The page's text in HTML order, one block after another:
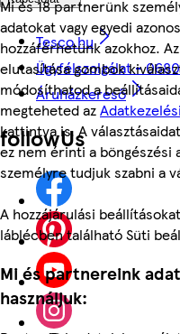
Mi és 18 partnerünk
adatokat vagy egyedi
hozzáférhetünk azokhoz.
elutasítása gombok
módosíthatod a
megteheted az
kattintva is. A
ez nem érinti a böngészési
személyre tudjuk szabni a
A hozzájárulási
láblécben található Süti
Mi és partnereink
használjuk:
Tesco.hu
Ügyfélszolgálat -
Áruházkereső
followUs